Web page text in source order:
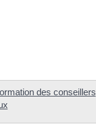
des conseillers